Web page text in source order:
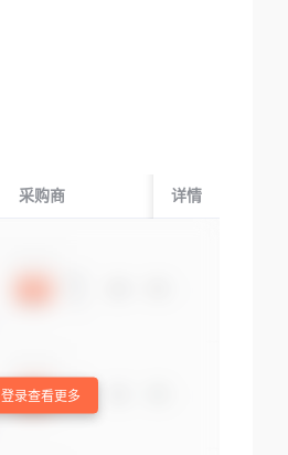
采购商 起运国/地区
详情
登录查看更多